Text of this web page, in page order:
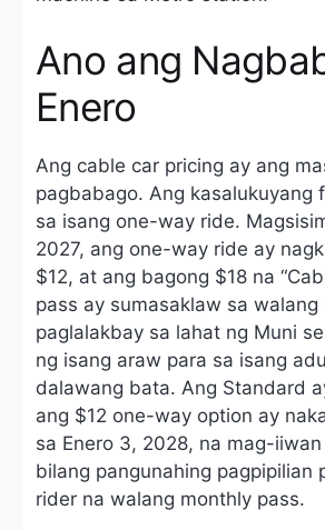
Ano ang
Enero
Ang cable car pricing ay ang
pagbabago. Ang kasalukuyang
sa isang one-way ride.
2027, ang one-way ride ay
$12, at ang bagong $18 na
pass ay sumasaklaw sa walang
paglalakbay sa lahat ng Muni
ng isang araw para sa isang
dalawang bata. Ang Standard
ang $12 one-way option ay
sa Enero 3, 2028, na mag-
bilang pangunahing pagpipilian
rider na walang monthly pass.